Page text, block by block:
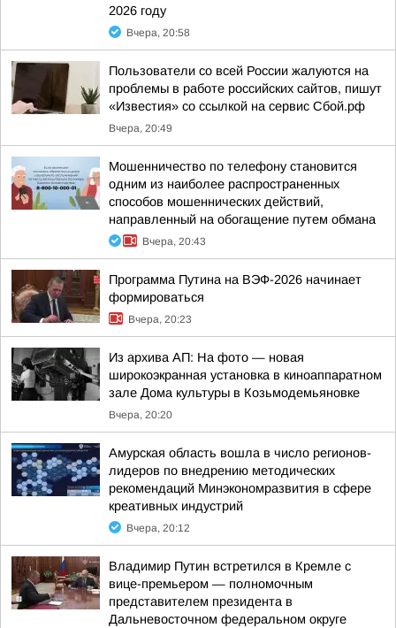
2026 году
Вчера, 20:58
Пользователи со всей России жалуются на
проблемы в работе российских сайтов, пишут
«Известия» со ссылкой на сервис Сбой.рф
Вчера, 20:49
Мошенничество по телефону становится
одним из наиболее распространенных
способов мошеннических действий,
направленный на обогащение путем обмана
Вчера, 20:43
Программа Путина на ВЭФ-2026 начинает
формироваться
Вчера, 20:23
Из архива АП: На фото — новая
широкоэкранная установка в киноаппаратном
зале Дома культуры в Козьмодемьяновке
Вчера, 20:20
Амурская область вошла в число регионов-
лидеров по внедрению методических
рекомендаций Минэкономразвития в сфере
креативных индустрий
Вчера, 20:12
Владимир Путин встретился в Кремле с
вице-премьером — полномочным
представителем президента в
Дальневосточном федеральном округе